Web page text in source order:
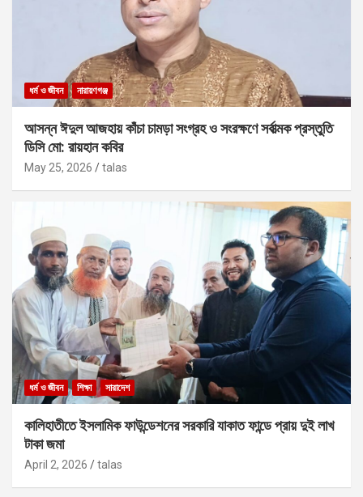
ধর্ম ও জীবন নারায়ণগঞ্জ
আসন্ন ঈদুল আজহায় কাঁচা চামড়া সংগ্রহ ও সংরক্ষণে সর্বাত্মক প্রস্তুতি
ডিসি মো: রায়হান কবির
May 25, 2026 talas
ধর্ম ও জীবন শিক্ষা সারাদেশ
কালিহাতীতে ইসলামিক ফাউন্ডেশনের সরকারি যাকাত ফান্ডে প্রায় দুই লাখ
টাকা জমা
April 2, 2026 talas